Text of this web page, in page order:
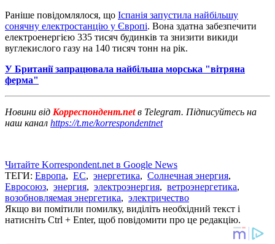
Раніше повідомлялося, що Іспанія запустила найбільшу
сонячну електростанцію у Європі. Вона здатна забезпечити
електроенергією 335 тисяч будинків та знизити викиди
вуглекислого газу на 140 тисяч тонн на рік.
У Британії запрацювала найбільша морська "вітряна
ферма"
Новини від Корреспондент.netв Telegram. Підписуйтесь на
наш канал https://t.me/korrespondentnet
Читайте Korrespondent.net в Google News
ТЕГИ: Европа, ЕС, энергетика, Солнечная энергия,
Евросоюз, энергия, электроэнергия, ветроэнергетика,
возобновляемая энергетика, электричество
Якщо ви помітили помилку, виділіть необхідний текст і
натисніть Ctrl + Enter, щоб повідомити про це редакцію.